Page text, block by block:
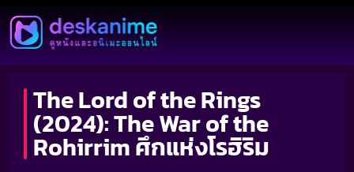
The Lord of the Rings
(2024): The War of the
Rohirrim ศึกแห่งโรฮิริม